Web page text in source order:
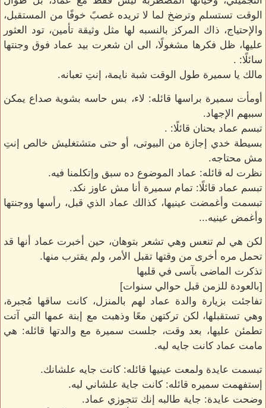
الوقت تستسلم وترضخ لما لا تريده غصبً خوفًا من المستقبل،
والإحتياج، ذاك المركز بالنسبه لها مثل وثيقة تأمين، تود العثور
عليها، ظل فكرها مشغولًا، الى ان شعرت بيد عماد فوق وجنتها
سائلًا: .
مالك يا سميرة طول الوقت شبة نايمة، إنتِ تعبانه.
أومأت سميرة براسها قائله: لاء، بس حاسه بشوية صداع يمكن
سببهم الإجهاد.
تبسم عماد بحنان قائلًا: .
بسيطة خدي إجازة من البيوتى، أو حتى متشتغليش خالص إنتِ
مش محتاجه.
نظرت له قائله: عماد الموضوع ده سبق وإتكلمنا فيه.
تبسم عماد قائلًا: تمام سميرة أنا مش عاوز نكد.
تبسمت وأغمضت عينيها، كذالك عماد الذي قبل، رأسها ووجنتها
وأغمض عينيه...
لكن هي لم تنعس وهي تشعر بتوهان، حين أخبرت عماد أنها قد
تحمل مره أخرى من وقتها تقبل الأمر، ولم يقترب منها.
تذكرت الماضى بآسى في قلبها
[بالعودة للزمن قبل حوالي سنوات]
تفاجئت بزيارة والدة عماد لهم بالمنزل، كانت ساقها مُجبرة،
وهي تستقبلها، لكن تركتهن معًا وذهبت مع إبنة عمها التي آتت
تطمئن عليها، بعد وقت، جلست سميرة مع والدتها قائله: هي
مامت عماد كانت جايه ليه.
تبسمت عايدة ولمعت عينيها قائله: كانت جايه علشانك.
إستفهمت سميره قائله: كانت جاية علشاني ليه.
وضحت عايدة: جاية طالبه إنك تتجوزي عماد.